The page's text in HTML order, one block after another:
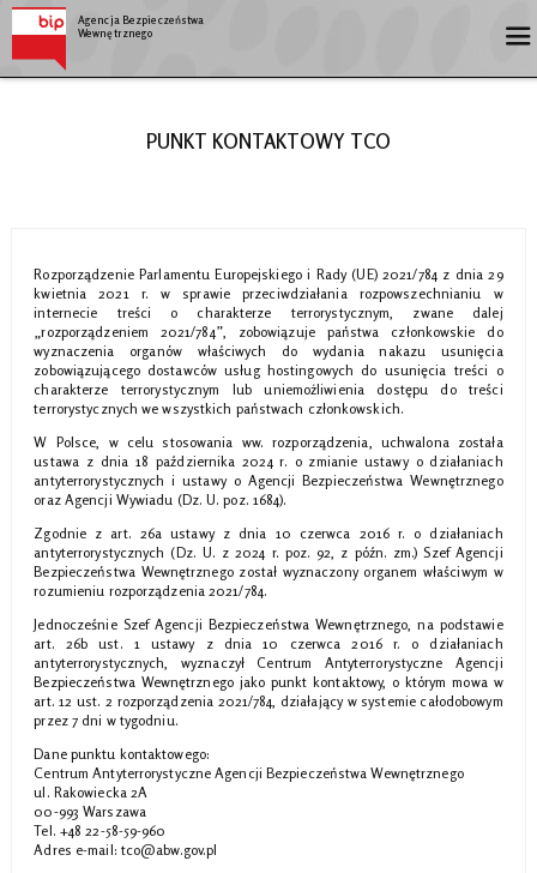
Agencja Bezpieczeństwa
Wewnętrznego
PUNKT KONTAKTOWY TCO
Rozporządzenie Parlamentu Europejskiego i Rady (UE) 2021/784 z dnia 29
kwietnia 2021 r. w sprawie przeciwdziałania rozpowszechnianiu w
internecie treści o charakterze terrorystycznym, zwane dalej
„rozporządzeniem 2021/784”, zobowiązuje państwa członkowskie do
wyznaczenia organów właściwych do wydania nakazu usunięcia
zobowiązującego dostawców usług hostingowych do usunięcia treści o
charakterze terrorystycznym lub uniemożliwienia dostępu do treści
terrorystycznych we wszystkich państwach członkowskich.
W Polsce, w celu stosowania ww. rozporządzenia, uchwalona została
ustawa z dnia 18 października 2024 r. o zmianie ustawy o działaniach
antyterrorystycznych i ustawy o Agencji Bezpieczeństwa Wewnętrznego
oraz Agencji Wywiadu (Dz. U. poz. 1684).
Zgodnie z art. 26a ustawy z dnia 10 czerwca 2016 r. o działaniach
antyterrorystycznych (Dz. U. z 2024 r. poz. 92, z późn. zm.) Szef Agencji
Bezpieczeństwa Wewnętrznego został wyznaczony organem właściwym w
rozumieniu rozporządzenia 2021/784.
Jednocześnie Szef Agencji Bezpieczeństwa Wewnętrznego, na podstawie
art. 26b ust. 1 ustawy z dnia 10 czerwca 2016 r. o działaniach
antyterrorystycznych, wyznaczył Centrum Antyterrorystyczne Agencji
Bezpieczeństwa Wewnętrznego jako punkt kontaktowy, o którym mowa w
art. 12 ust. 2 rozporządzenia 2021/784, działający w systemie całodobowym
przez 7 dni w tygodniu.
Dane punktu kontaktowego:
Centrum Antyterrorystyczne Agencji Bezpieczeństwa Wewnętrznego
ul. Rakowiecka 2A
00-993 Warszawa
Tel. +48 22-58-59-960
Adres e-mail: tco@abw.gov.pl